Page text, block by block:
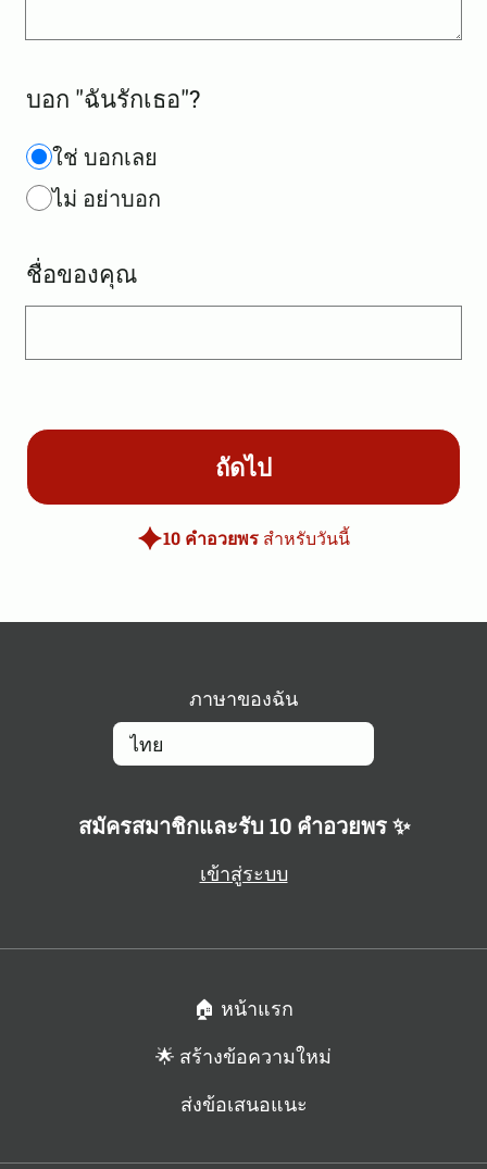
บอก "ฉันรักเธอ"?
ใช่ บอกเลย
ไม่ อย่าบอก
ชื่อของคุณ
ถัดไป
10 คำอวยพร สำหรับวันนี้
ภาษาของฉัน
สมัครสมาชิกและรับ 10 คำอวยพร ✨
เข้าสู่ระบบ
🏠 หน้าแรก
🌟 สร้างข้อความใหม่
ส่งข้อเสนอแนะ